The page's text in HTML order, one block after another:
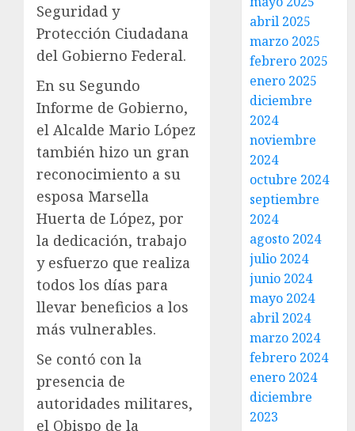
Seguridad y
Protección Ciudadana
del Gobierno Federal.
En su Segundo
Informe de Gobierno,
el Alcalde Mario López
también hizo un gran
reconocimiento a su
esposa Marsella
Huerta de López, por
la dedicación, trabajo
y esfuerzo que realiza
todos los días para
llevar beneficios a los
más vulnerables.
Se contó con la
presencia de
autoridades militares,
el Obispo de la
abril 2025
marzo 2025
febrero 2025
enero 2025
diciembre
2024
noviembre
2024
octubre 2024
septiembre
2024
agosto 2024
julio 2024
junio 2024
mayo 2024
abril 2024
marzo 2024
febrero 2024
enero 2024
diciembre
2023